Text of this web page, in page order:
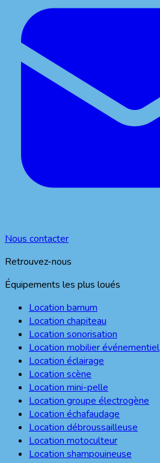
Nous contacter
Retrouvez-nous
Équipements les plus loués
Location barnum
Location chapiteau
Location sonorisation
Location mobilier événementiel
Location éclairage
Location scène
Location mini-pelle
Location groupe électrogène
Location échafaudage
Location débroussailleuse
Location motoculteur
Location shampouineuse